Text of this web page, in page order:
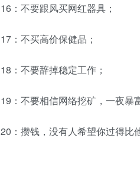
16：不要跟风买网红器具；
17：不买高价保健品；
18：不要辞掉稳定工作；
19：不要相信网络挖矿，一夜暴
20：攒钱，没有人希望你过得比